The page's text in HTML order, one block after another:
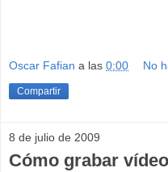
Oscar Fafian a las 0:00 No
Compartir
8 de julio de 2009
Cómo grabar